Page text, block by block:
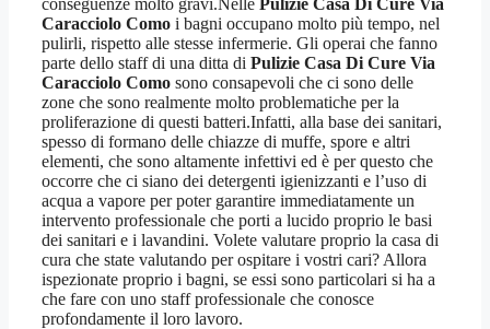
Caracciolo Como i bagni occupano molto più tempo, nel
pulirli, rispetto alle stesse infermerie. Gli operai che fanno
parte dello staff di una ditta di Pulizie Casa Di Cure Via
Caracciolo Como sono consapevoli che ci sono delle
zone che sono realmente molto problematiche per la
proliferazione di questi batteri.Infatti, alla base dei sanitari,
spesso di formano delle chiazze di muffe, spore e altri
elementi, che sono altamente infettivi ed è per questo che
occorre che ci siano dei detergenti igienizzanti e l’uso di
acqua a vapore per poter garantire immediatamente un
intervento professionale che porti a lucido proprio le basi
dei sanitari e i lavandini. Volete valutare proprio la casa di
cura che state valutando per ospitare i vostri cari? Allora
ispezionate proprio i bagni, se essi sono particolari si ha a
che fare con uno staff professionale che conosce
profondamente il loro lavoro.